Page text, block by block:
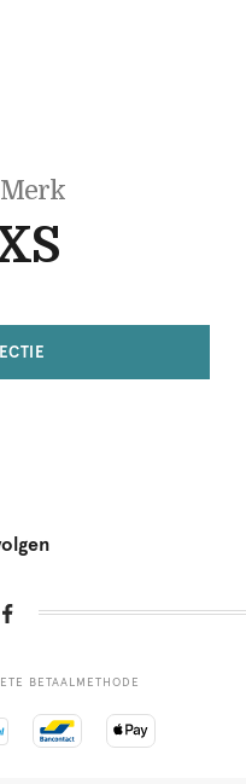
BETAALMETHODE